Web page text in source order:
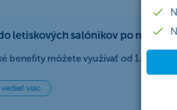
letiskových salónikov po novom
benefity môžete využívať od 1. júla
viac